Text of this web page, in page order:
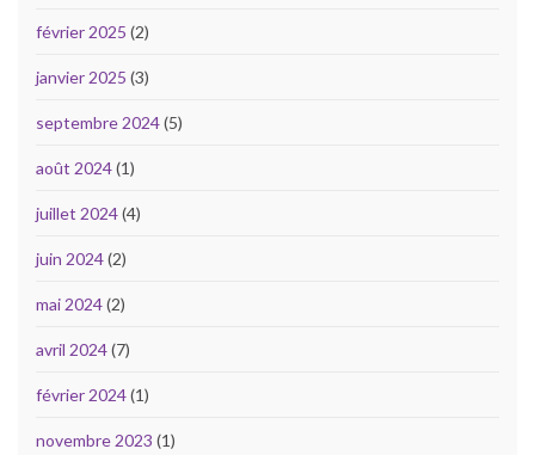
février 2025 (2)
janvier 2025 (3)
septembre 2024(5)
août 2024(1)
juillet 2024(4)
juin 2024(2)
mai 2024(2)
avril 2024(7)
février 2024(1)
novembre 2023 (1)